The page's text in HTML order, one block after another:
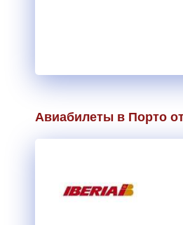
Авиабилеты в Порто